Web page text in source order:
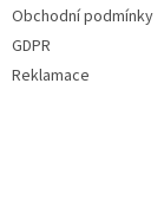
Obchodní podmínky
GDPR
Reklamace